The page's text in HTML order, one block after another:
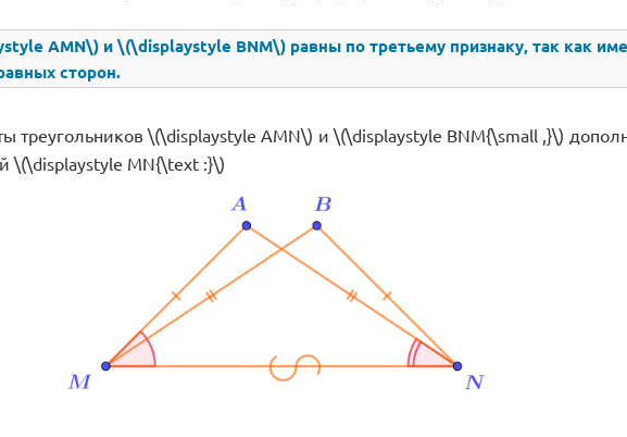
AMN\) и \(\displaystyle BNM\) равны по третьему признаку, так как
сторон.
\(\displaystyle AMN\) и \(\displaystyle BNM{\small ,}\)
\(\displaystyle MN{\text :}\)